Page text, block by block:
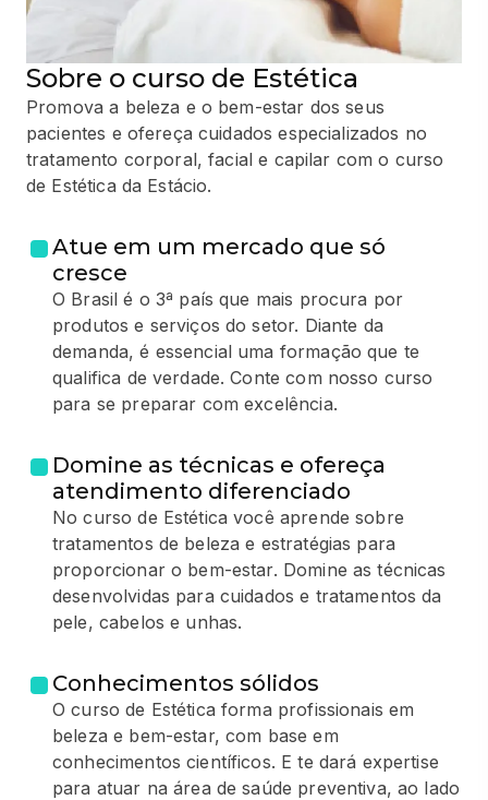
Sobre o curso de Estética
Promova a beleza e o bem-estar dos seus
pacientes e ofereça cuidados especializados no
tratamento corporal, facial e capilar com o curso
de Estética da Estácio.
Atue em um mercado que só
cresce
O Brasil é o 3ª país que mais procura por
produtos e serviços do setor. Diante da
demanda, é essencial uma formação que te
qualifica de verdade. Conte com nosso curso
para se preparar com excelência.
Domine as técnicas e ofereça
atendimento diferenciado
No curso de Estética você aprende sobre
tratamentos de beleza e estratégias para
proporcionar o bem-estar. Domine as técnicas
desenvolvidas para cuidados e tratamentos da
pele, cabelos e unhas.
Conhecimentos sólidos
O curso de Estética forma profissionais em
beleza e bem-estar, com base em
conhecimentos científicos. E te dará expertise
para atuar na área de saúde preventiva, ao lado